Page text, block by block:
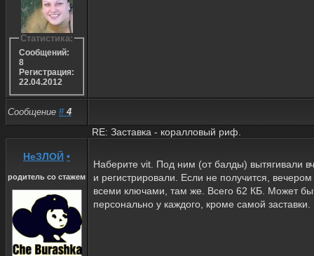
Статистика:
Сообщений:
8
Регистрация:
22.04.2012
Сообщение # 4
RE: Заставка - коралловый риф.
НеЗЛОЙ •
родитель со стажем
Наберите vit. Под ним (от балды) вытягивали
и регистрировали. Если не получится,
всеми ключами, там же. Всего 62 КБ. Может
персонально у каждого, кроме самой заставки.